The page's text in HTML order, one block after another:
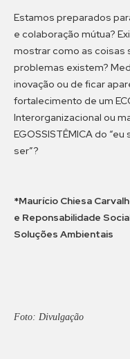
Estamos preparados
e colaboração mútua?
mostrar como as coisas
problemas existem?
inovação ou de ficar
fortalecimento de um
Interorganizacional ou
EGOSSISTÊMICA do
ser”?
*Maurício Chiesa
e Reponsabilidade
Soluções Ambientais
Foto: Divulgação